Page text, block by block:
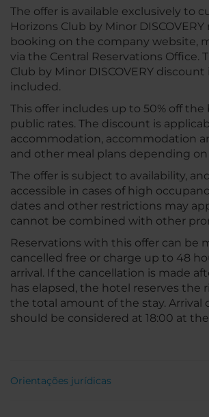
The offer is available exclusively to
Horizons Club by Minor
booking on the company website,
via the Central Reservations Office.
Club by Minor DISCOVERY discount
included.
This offer includes up to 50% off the
public rates. The discount is
accommodation, accommodation
and other meal plans depending
The offer is subject to availability,
accessible in cases of high
dates and other restrictions may
cannot be combined with other
Reservations with this offer can be
cancelled free or charge up to 48
arrival. If the cancellation is made
has elapsed, the hotel reserves the
the total amount of the stay. Arrival
should be considered at 18:00 at
Orientações jurídicas